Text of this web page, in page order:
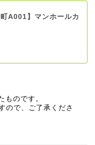
町A001】マンホールカ
ものです。
ので、ご了承くださ